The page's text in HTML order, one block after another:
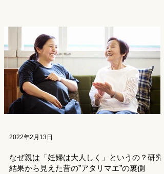
で指標とされているガイドラインをまとめ
ましたの...
なぜ親は「妊婦は大人しく」というの？研究
結果から見えた昔の”アタリマエ”の裏側
2022年2月13日